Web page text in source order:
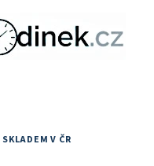
SKLADEM V ČR